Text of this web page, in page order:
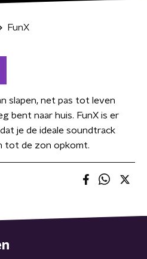
FunX
slapen, net pas tot leven
bent naar huis. FunX is er
je de ideale soundtrack
tot de zon opkomt.